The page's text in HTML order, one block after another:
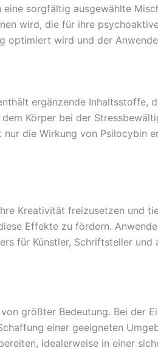
sorgfältig ausgewählte
wird, die für ihre
wird und der
ergänzende Inhaltsstoffe,
Körper bei der
die Wirkung von Psilocybin
Kreativität freizusetzen und
Effekte zu fördern.
für Künstler, Schriftsteller
größter Bedeutung. Bei der
einer geeigneten
idealerweise in einer